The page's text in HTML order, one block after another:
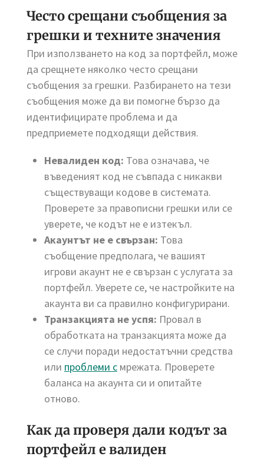
Често срещани съобщения за
грешки и техните значения
При използването на код за портфейл, може
да срещнете няколко често срещани
съобщения за грешки. Разбирането на тези
съобщения може да ви помогне бързо да
идентифицирате проблема и да
предприемете подходящи действия.
Невалиден код: Това означава, че
въведеният код не съвпада с никакви
съществуващи кодове в системата.
Проверете за правописни грешки или се
уверете, че кодът не е изтекъл.
Акаунтът не е свързан: Това
съобщение предполага, че вашият
игрови акаунт не е свързан с услугата за
портфейл. Уверете се, че настройките на
акаунта ви са правилно конфигурирани.
Транзакцията не успя: Провал в
обработката на транзакцията може да
се случи поради недостатъчни средства
или проблеми с мрежата. Проверете
баланса на акаунта си и опитайте
отново.
Как да проверя дали кодът за
портфейл е валиден